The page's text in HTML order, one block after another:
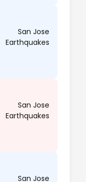
San Jose
Earthquakes
San Jose
Earthquakes
San Jose